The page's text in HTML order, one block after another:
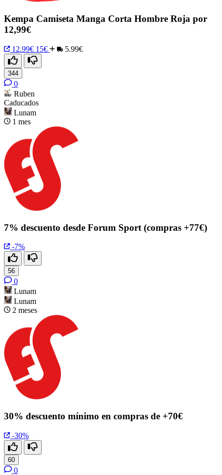
Kempa Camiseta Manga Corta Hombre Roja por
12,99€
12.99€ 15€ 5.99€
344
0
Ruben
Caducados
Lunam
1 mes
7% descuento desde Forum Sport (compras +77€)
-7%
56
0
Lunam
Lunam
2 meses
30% descuento mínimo en compras de +70€
-30%
60
0